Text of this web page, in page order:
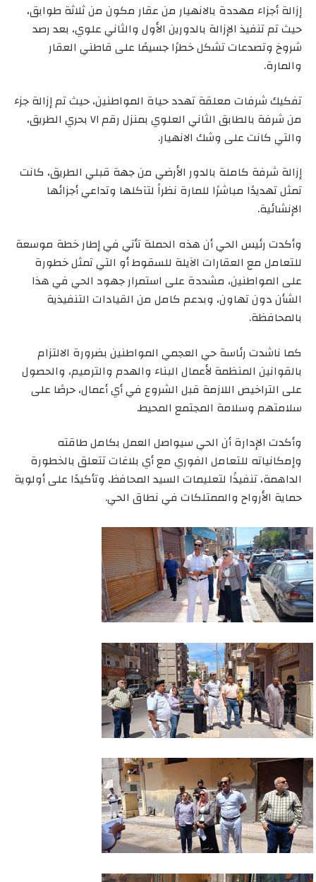
إزالة أجزاء مهددة بالانهيار من عقار مكون من ثلاثة طوابق،
حيث تم تنفيذ الإزالة بالدورين الأول والثاني علوي، بعد رصد
شروخ وتصدعات تشكل خطرًا جسيمًا على قاطني العقار
والمارة.
تفكيك شرفات معلقة تهدد حياة المواطنين، حيث تم إزالة جزء
من شرفة بالطابق الثاني العلوي بمنزل رقم ٧١ بحري الطريق،
والتي كانت على وشك الانهيار.
إزالة شرفة كاملة بالدور الأرضي من جهة قبلي الطريق، كانت
تمثل تهديدًا مباشرًا للمارة نظراً لتآكلها وتداعي أجزائها
الإنشائية.
وأكدت رئيس الحي أن هذه الحملة تأتي في إطار خطة موسعة
للتعامل مع العقارات الآيلة للسقوط أو التي تمثل خطورة
على المواطنين، مشددة على استمرار جهود الحي في هذا
الشأن دون تهاون، وبدعم كامل من القيادات التنفيذية
بالمحافظة.
كما ناشدت رئاسة حي العجمي المواطنين بضرورة الالتزام
بالقوانين المنظمة لأعمال البناء والهدم والترميم، والحصول
على التراخيص اللازمة قبل الشروع في أي أعمال، حرصًا على
سلامتهم وسلامة المجتمع المحيط.
وأكدت الإدارة أن الحي سيواصل العمل بكامل طاقته
وإمكانياته للتعامل الفوري مع أي بلاغات تتعلق بالخطورة
الداهمة، تنفيذًا لتعليمات السيد المحافظ، وتأكيدًا على أولوية
حماية الأرواح والممتلكات في نطاق الحي.